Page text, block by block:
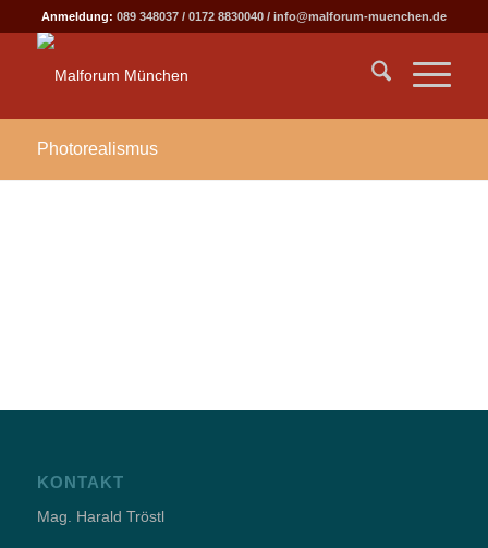
Anmeldung: 089 348037/ 0172 8830040/ info@malforum-muenchen.de
Photorealismus
KONTAKT
Mag. Harald Tröstl